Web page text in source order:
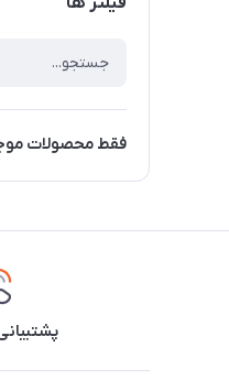
فقط محصولات
پشتیبانی ۲۴